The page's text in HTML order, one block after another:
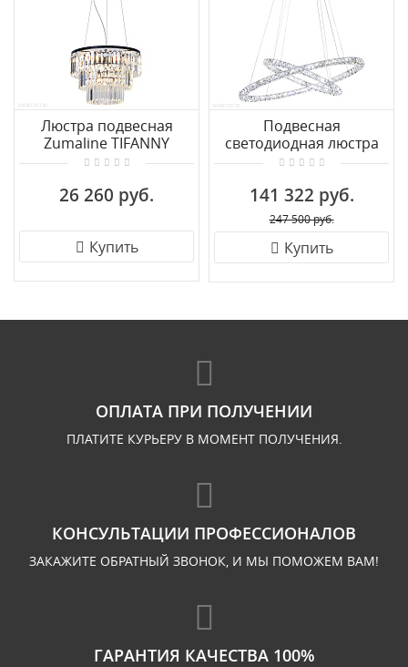
Люстра подвесная
Zumaline TIFANNY
P17127-4
26 260 руб.
Купить
Подвесная
светодиодная люстра
EGLO TONERIA 93946
141 322 руб.
247 500 руб.
Купить
ОПЛАТА ПРИ ПОЛУЧЕНИИ
ПЛАТИТЕ КУРЬЕРУ В МОМЕНТ ПОЛУЧЕНИЯ.
КОНСУЛЬТАЦИИ ПРОФЕССИОНАЛОВ
ЗАКАЖИТЕ ОБРАТНЫЙ ЗВОНОК, И МЫ ПОМОЖЕМ ВАМ!
ГАРАНТИЯ КАЧЕСТВА 100%